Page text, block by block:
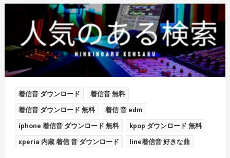
着信音 ダウンロード 着信音 無料
着信音 ダウンロード 無料 着信 音 edm
iphone 着信音 ダウンロード 無料 kpop ダウンロード 無料
xperia 内蔵 着信 音 ダウンロード line着信音 好きな曲